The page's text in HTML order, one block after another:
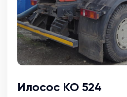
Илосос КО 524